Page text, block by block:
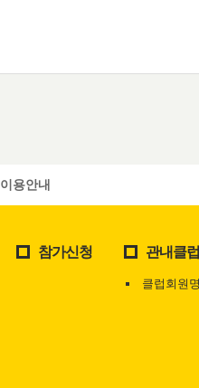
이용안내
참가신청 관내클
클럽회원